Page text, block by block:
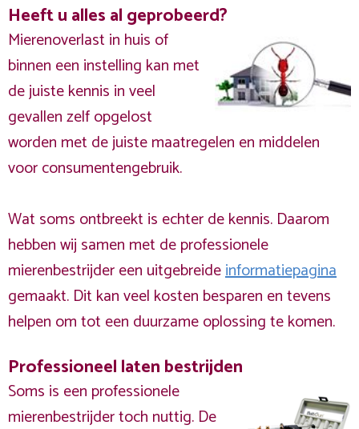
Heeft u alles al geprobeerd?
Mierenoverlast in huis of
binnen een instelling kan met
de juiste kennis in veel
gevallen zelf opgelost
worden met de juiste maatregelen en middelen
voor consumentengebruik.
Wat soms ontbreekt is echter de kennis. Daarom
hebben wij samen met de professionele
mierenbestrijder een uitgebreideinformatiepagina
gemaakt. Dit kan veel kosten besparen en tevens
helpen om tot een duurzame oplossing te komen.
Professioneel laten bestrijden
Soms is een professionele
mierenbestrijder toch nuttig. De